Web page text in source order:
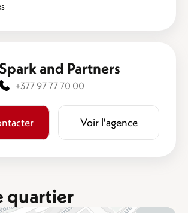
Spark and Partners
+377 97 77 70 00
Voir l'agence
quartier